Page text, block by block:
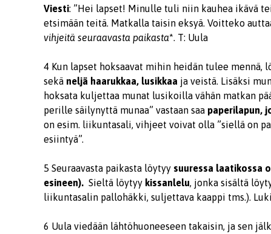
Viesti: ”Hei lapset! Minulle tuli niin kauhea ikävä
etsimään teitä. Matkalla taisin eksyä. Voitteko
vihjeitä seuraavasta paikasta*. T: Uula
4 Kun lapset hoksaavat mihin heidän tulee mennä,
sekä neljä haarukkaa, lusikkaa ja veistä. Lisäksi
hoksata kuljettaa munat lusikoilla vähän matkan
perille säilynyttä munaa” vastaan saa paperilapun,
on esim. liikuntasali, vihjeet voivat olla ”siellä on
esiintyä”.
5 Seuraavasta paikasta löytyy suuressa laatikossa
esineen). Sieltä löytyy kissanlelu, jonka sisältä
liikuntasalin pallohäkki, suljettava kaappi tms.).
6 Uula viedään lähtöhuoneeseen takaisin, ja sen